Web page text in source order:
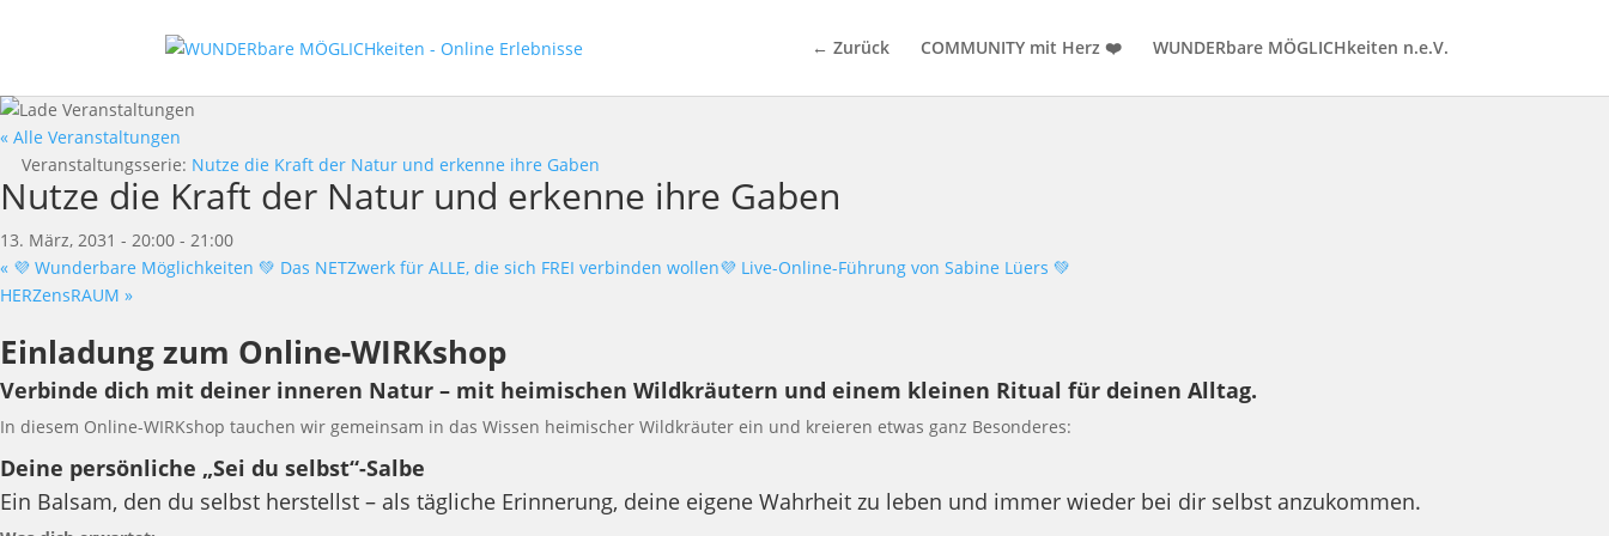
← Zurück COMMUNITY mit Herz ❤️ WUNDERbare MÖGLICHkeiten n.e.V.
« Alle Veranstaltungen
Veranstaltungsserie: Nutze die Kraft der Natur und erkenne ihre Gaben
Nutze die Kraft der Natur und erkenne ihre Gaben
13. März, 2031 - 20:00 - 21:00
« 💜 Wunderbare Möglichkeiten 💚 Das NETZwerk für ALLE, die sich FREI verbinden wollen💜 Live-Online-Führung von Sabine Lüers 💚
HERZensRAUM »
Einladung zum Online-WIRKshop
Verbinde dich mit deiner inneren Natur – mit heimischen Wildkräutern und einem kleinen Ritual für deinen Alltag.
In diesem Online-WIRKshop tauchen wir gemeinsam in das Wissen heimischer Wildkräuter ein und kreieren etwas ganz Besonderes:
Deine persönliche „Sei du selbst“-Salbe
Ein Balsam, den du selbst herstellst – als tägliche Erinnerung, deine eigene Wahrheit zu leben und immer wieder bei dir selbst anzukommen.